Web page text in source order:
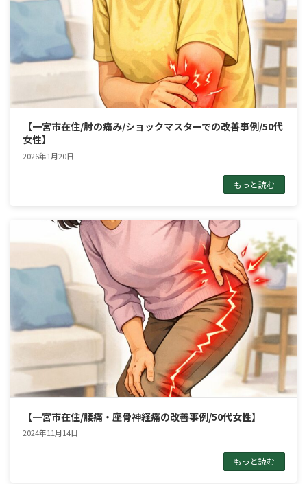
【一宮市在住/肘の痛み/ショックマスターでの改善事例/50代
女性】
2026年1月20日
もっと読む
【一宮市在住/腰痛・座骨神経痛の改善事例/50代女性】
2024年11月14日
もっと読む